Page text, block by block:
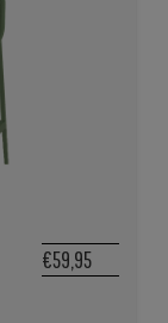
€59,95